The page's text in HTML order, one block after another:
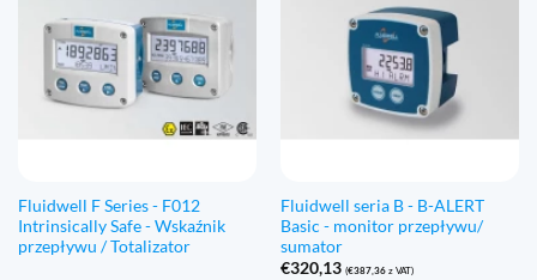
Fluidwell F Series - F012
Intrinsically Safe - Wskaźnik
przepływu / Totalizator
Fluidwell seria B - B-ALERT
Basic - monitor przepływu/
sumator
€320,13 (€387,36z VAT)